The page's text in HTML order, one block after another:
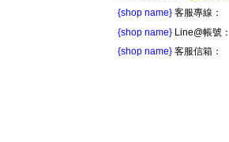
{shop name} 客服專線：
{shop name} Line@帳號：
{shop name} 客服信箱：